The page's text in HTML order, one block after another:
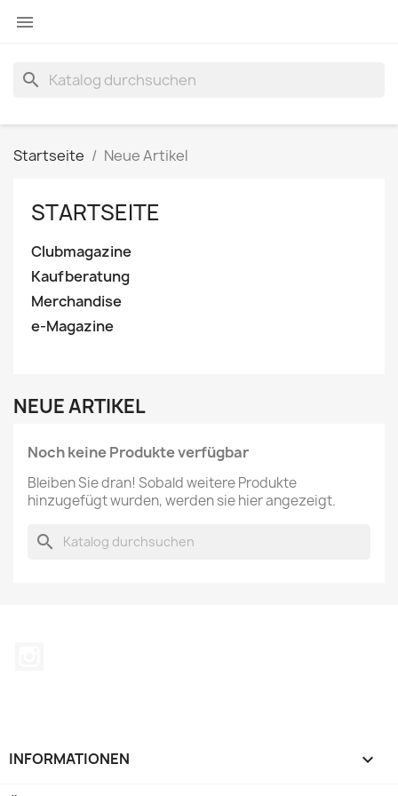

search
Startseite Neue Artikel
STARTSEITE
Clubmagazine
Kaufberatung
Merchandise
e-Magazine
NEUE ARTIKEL
Noch keine Produkte verfügbar
Bleiben Sie dran! Sobald weitere Produkte
hinzugefügt wurden, werden sie hier angezeigt.
search
INFORMATIONEN 